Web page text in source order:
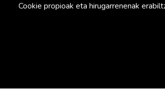
Cookie propioak eta hirugarrenenak